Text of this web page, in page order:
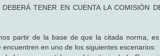
TENER EN CUENTA LA COMISIÓN
partir de la base de que la citada norma,
encuentren en uno de los siguientes escenarios: